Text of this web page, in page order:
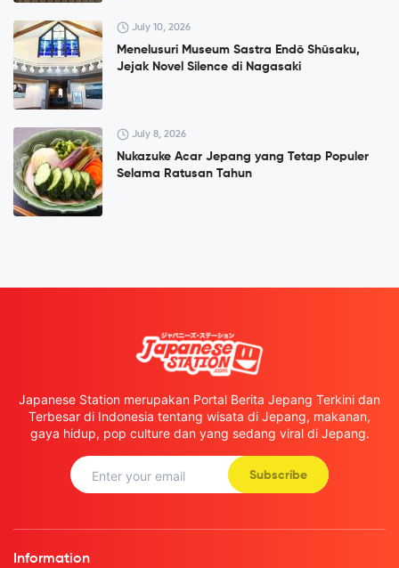
July 10, 2026
Menelusuri Museum Sastra Endō Shūsaku,
Jejak Novel Silence di Nagasaki
July 8, 2026
Nukazuke Acar Jepang yang Tetap Populer
Selama Ratusan Tahun
Japanese Station merupakan Portal Berita Jepang Terkini dan
Terbesar di Indonesia tentang wisata di Jepang, makanan,
gaya hidup, pop culture dan yang sedang viral di Jepang.
Subscribe
Information